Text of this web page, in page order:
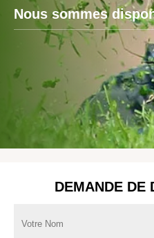
Nous sommes
DEMANDE DE